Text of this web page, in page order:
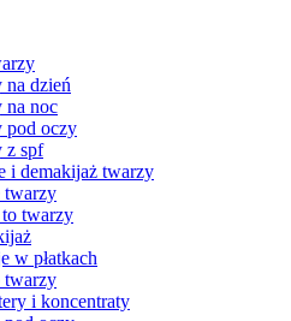
na dzień
na noc
pod oczy
z spf
i demakijaż twarzy
twarzy
twarzy
w płatkach
twarzy
i koncentraty